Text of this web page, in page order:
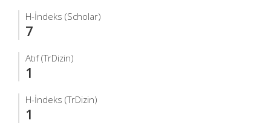
H-İndeks (Scholar)
7
Atıf (TrDizin)
1
H-İndeks (TrDizin)
1